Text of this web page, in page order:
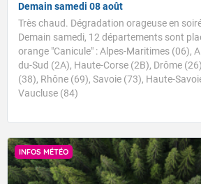
Demain samedi 08 août
Très chaud. Dégradation orageuse en
Demain samedi, 12 départements sont
orange "Canicule" : Alpes-Maritimes (06),
du-Sud (2A), Haute-Corse (2B), Drôme
(38), Rhône (69), Savoie (73), Haute-
Vaucluse (84)
INFOS MÉTÉO